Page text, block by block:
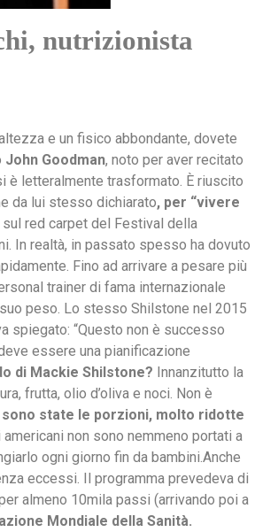
nutrizionista
e un fisico abbondante, dovete
John Goodman, noto per aver recitato
è letteralmente trasformato. È riuscito
da lui stesso dichiarato, per “vivere
red carpet del Festival della
In realtà, in passato spesso ha dovuto
Fino ad arrivare a pesare più
trainer di fama internazionale
peso. Lo stesso Shilstone nel 2015
spiegato: “Questo non è successo
deve essere una pianificazione
di Mackie Shilstone? Innanzitutto la
frutta, olio d’oliva e noci. Non è
state le porzioni, molto ridotte
non sono nemmeno portati a
ogni giorno fin da bambini.Anche
eccessi. Il programma prevedeva di
almeno 10mila passi (arrivando poi a
Mondiale della Sanità.